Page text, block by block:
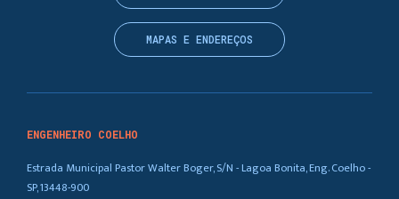
ENGENHEIRO COELHO
Estrada Municipal Pastor Walter Boger, S/N - Lagoa Bonita, Eng. Coelho -
SP, 13448-900
MAPAS E ENDEREÇOS